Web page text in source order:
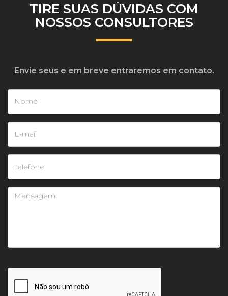
TIRE SUAS DÚVIDAS COM
NOSSOS CONSULTORES
Envie seus e em breve entraremos em contato.